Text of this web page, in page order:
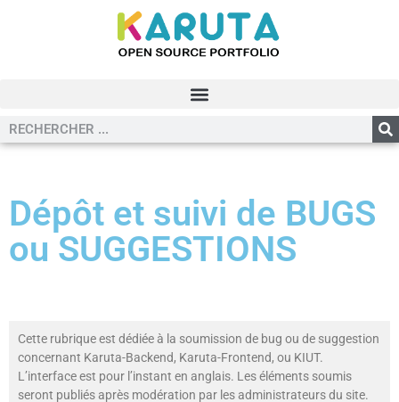
Dépôt et suivi de BUGS
ou SUGGESTIONS
Cette rubrique est dédiée à la soumission de bug ou de suggestion
concernant Karuta-Backend, Karuta-Frontend, ou KIUT.
L’interface est pour l’instant en anglais. Les éléments soumis
seront publiés après modération par les administrateurs du site.